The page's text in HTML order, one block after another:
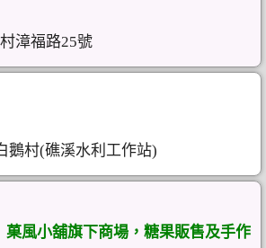
漳福路25號
鵝村(礁溪水利工作站)
菓風小舖旗下商場，糖果販售及手作